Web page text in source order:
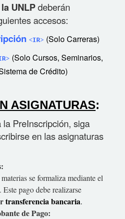
UNLPdeberán
accesos:
˂IR˃ (Solo Carreras)
(Solo Cursos, Seminarios,
de Crédito)
ASIGNATURAS:
PreInscripción, siga
en las asignaturas
se formaliza mediante el
Este pago debe realizarse
transferencia bancaria.
de Pago: